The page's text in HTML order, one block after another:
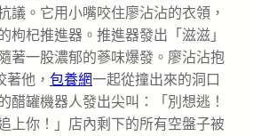
議。它用小嘴咬住廖沾沾的衣領，
枸杞推進器。推進器發出「滋滋」
著一股濃郁的蔘味爆發。廖沾沾抱
他， 包養網一起從撞出來的洞口
醋罐機器人發出尖叫：「別想逃！
上你！」店內剩下的所有空盤子被